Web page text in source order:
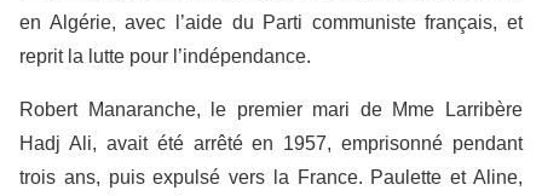
en Algérie, avec l’aide du Parti communiste français, et
reprit la lutte pour l’indépendance.
Robert Manaranche, le premier mari de Mme Larribère
Hadj Ali, avait été arrêté en 1957, emprisonné pendant
trois ans, puis expulsé vers la France. Paulette et Aline,